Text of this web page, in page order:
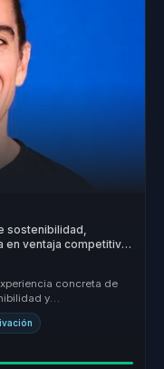
sostenibilidad,
en ventaja competitiva
concreta de
y